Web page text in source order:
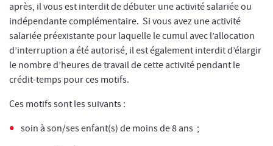
après, il vous est interdit de débuter une activité salariée ou
indépendante complémentaire. Si vous avez une activité
salariée préexistante pour laquelle le cumul avec l’allocation
d’interruption a été autorisé, il est également interdit d’élargir
le nombre d’heures de travail de cette activité pendant le
crédit-temps pour ces motifs.
Ces motifs sont les suivants :
soin à son/ses enfant(s) de moins de 8 ans ;